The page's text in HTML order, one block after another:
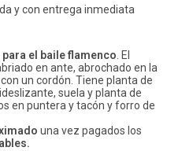
y con entrega inmediata
el baile flamenco . El
en ante, abrochado en la
un cordón. Tiene planta de
suela y planta de
en puntera y tacón y forro de
una vez pagados los